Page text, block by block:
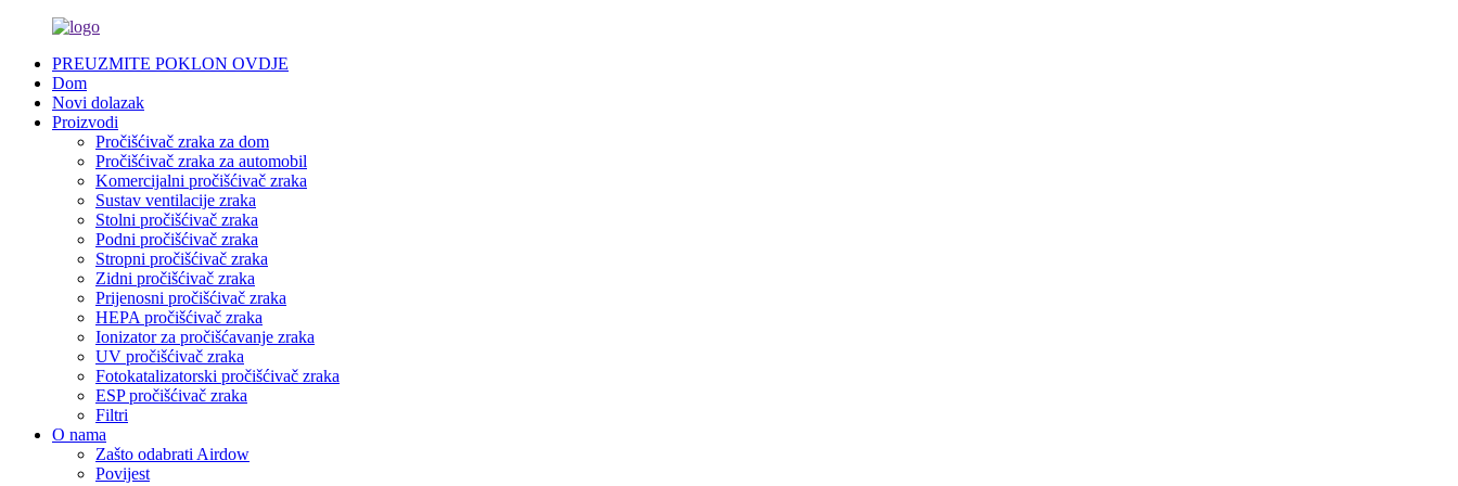
PREUZMITE POKLON OVDJE
Dom
Novi dolazak
Proizvodi
Pročišćivač zraka za dom
Pročišćivač zraka za automobil
Komercijalni pročišćivač zraka
Sustav ventilacije zraka
Stolni pročišćivač zraka
Podni pročišćivač zraka
Stropni pročišćivač zraka
Zidni pročišćivač zraka
Prijenosni pročišćivač zraka
HEPA pročišćivač zraka
Ionizator za pročišćavanje zraka
UV pročišćivač zraka
Fotokatalizatorski pročišćivač zraka
ESP pročišćivač zraka
Filtri
O nama
Zašto odabrati Airdow
Povijest